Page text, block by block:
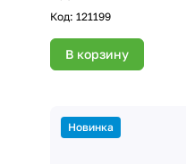
Код: 121199
В корзину
Новинка